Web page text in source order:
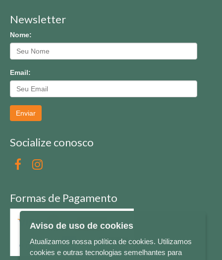
Newsletter
Nome:
Email:
Enviar
Socialize conosco
Formas de Pagamento
Aviso de uso de cookies
Atualizamos nossa política de cookies. Utilizamos
cookies e outras tecnologias semelhantes para